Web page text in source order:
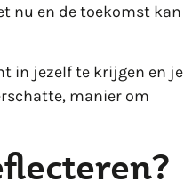
nu en de toekomst kan
in jezelf te krijgen en je
manier om